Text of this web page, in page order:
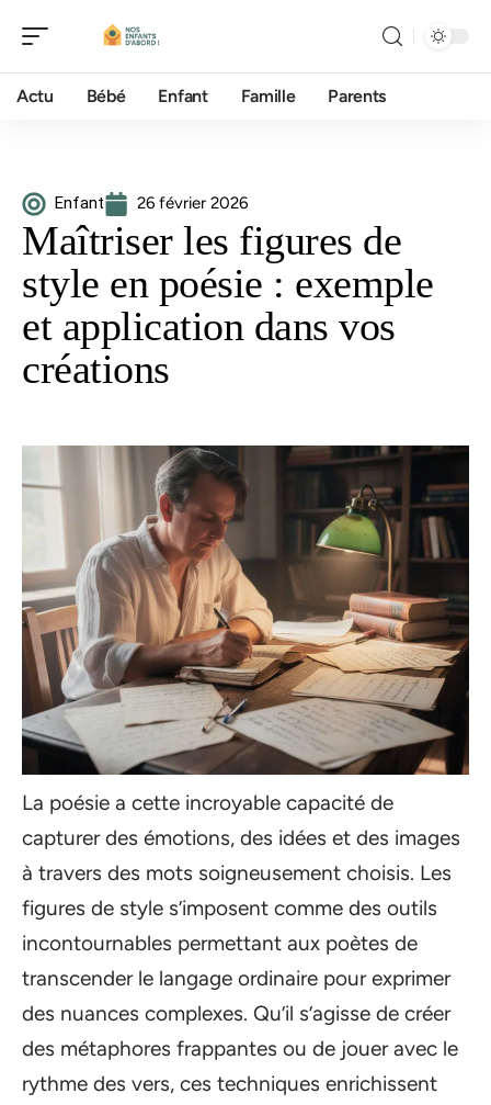
Actu Bébé Enfant Famille Parents
Enfant 26 février 2026
Maîtriser les figures de
style en poésie : exemple
et application dans vos
créations
La poésie a cette incroyable capacité de
capturer des émotions, des idées et des images
à travers des mots soigneusement choisis. Les
figures de style s’imposent comme des outils
incontournables permettant aux poètes de
transcender le langage ordinaire pour exprimer
des nuances complexes. Qu’il s’agisse de créer
des métaphores frappantes ou de jouer avec le
rythme des vers, ces techniques enrichissent